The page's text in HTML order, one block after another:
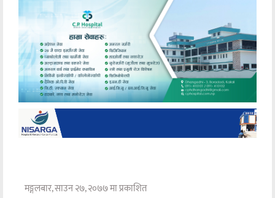
अन्य
मङ्गलबार, साउन २७, २०७७ मा प्रकाशित